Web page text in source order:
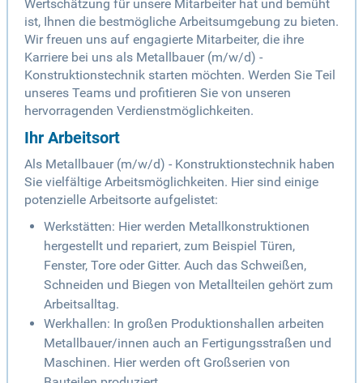
Wertschätzung für unsere Mitarbeiter hat und bemüht
ist, Ihnen die bestmögliche Arbeitsumgebung zu bieten.
Wir freuen uns auf engagierte Mitarbeiter, die ihre
Karriere bei uns als Metallbauer (m/w/d) -
Konstruktionstechnik starten möchten. Werden Sie Teil
unseres Teams und profitieren Sie von unseren
hervorragenden Verdienstmöglichkeiten.
Ihr Arbeitsort
Als Metallbauer (m/w/d) - Konstruktionstechnik haben
Sie vielfältige Arbeitsmöglichkeiten. Hier sind einige
potenzielle Arbeitsorte aufgelistet:
Werkstätten: Hier werden Metallkonstruktionen
hergestellt und repariert, zum Beispiel Türen,
Fenster, Tore oder Gitter. Auch das Schweißen,
Schneiden und Biegen von Metallteilen gehört zum
Arbeitsalltag.
Werkhallen: In großen Produktionshallen arbeiten
Metallbauer/innen auch an Fertigungsstraßen und
Maschinen. Hier werden oft Großserien von